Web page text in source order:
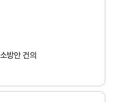
방안 건의